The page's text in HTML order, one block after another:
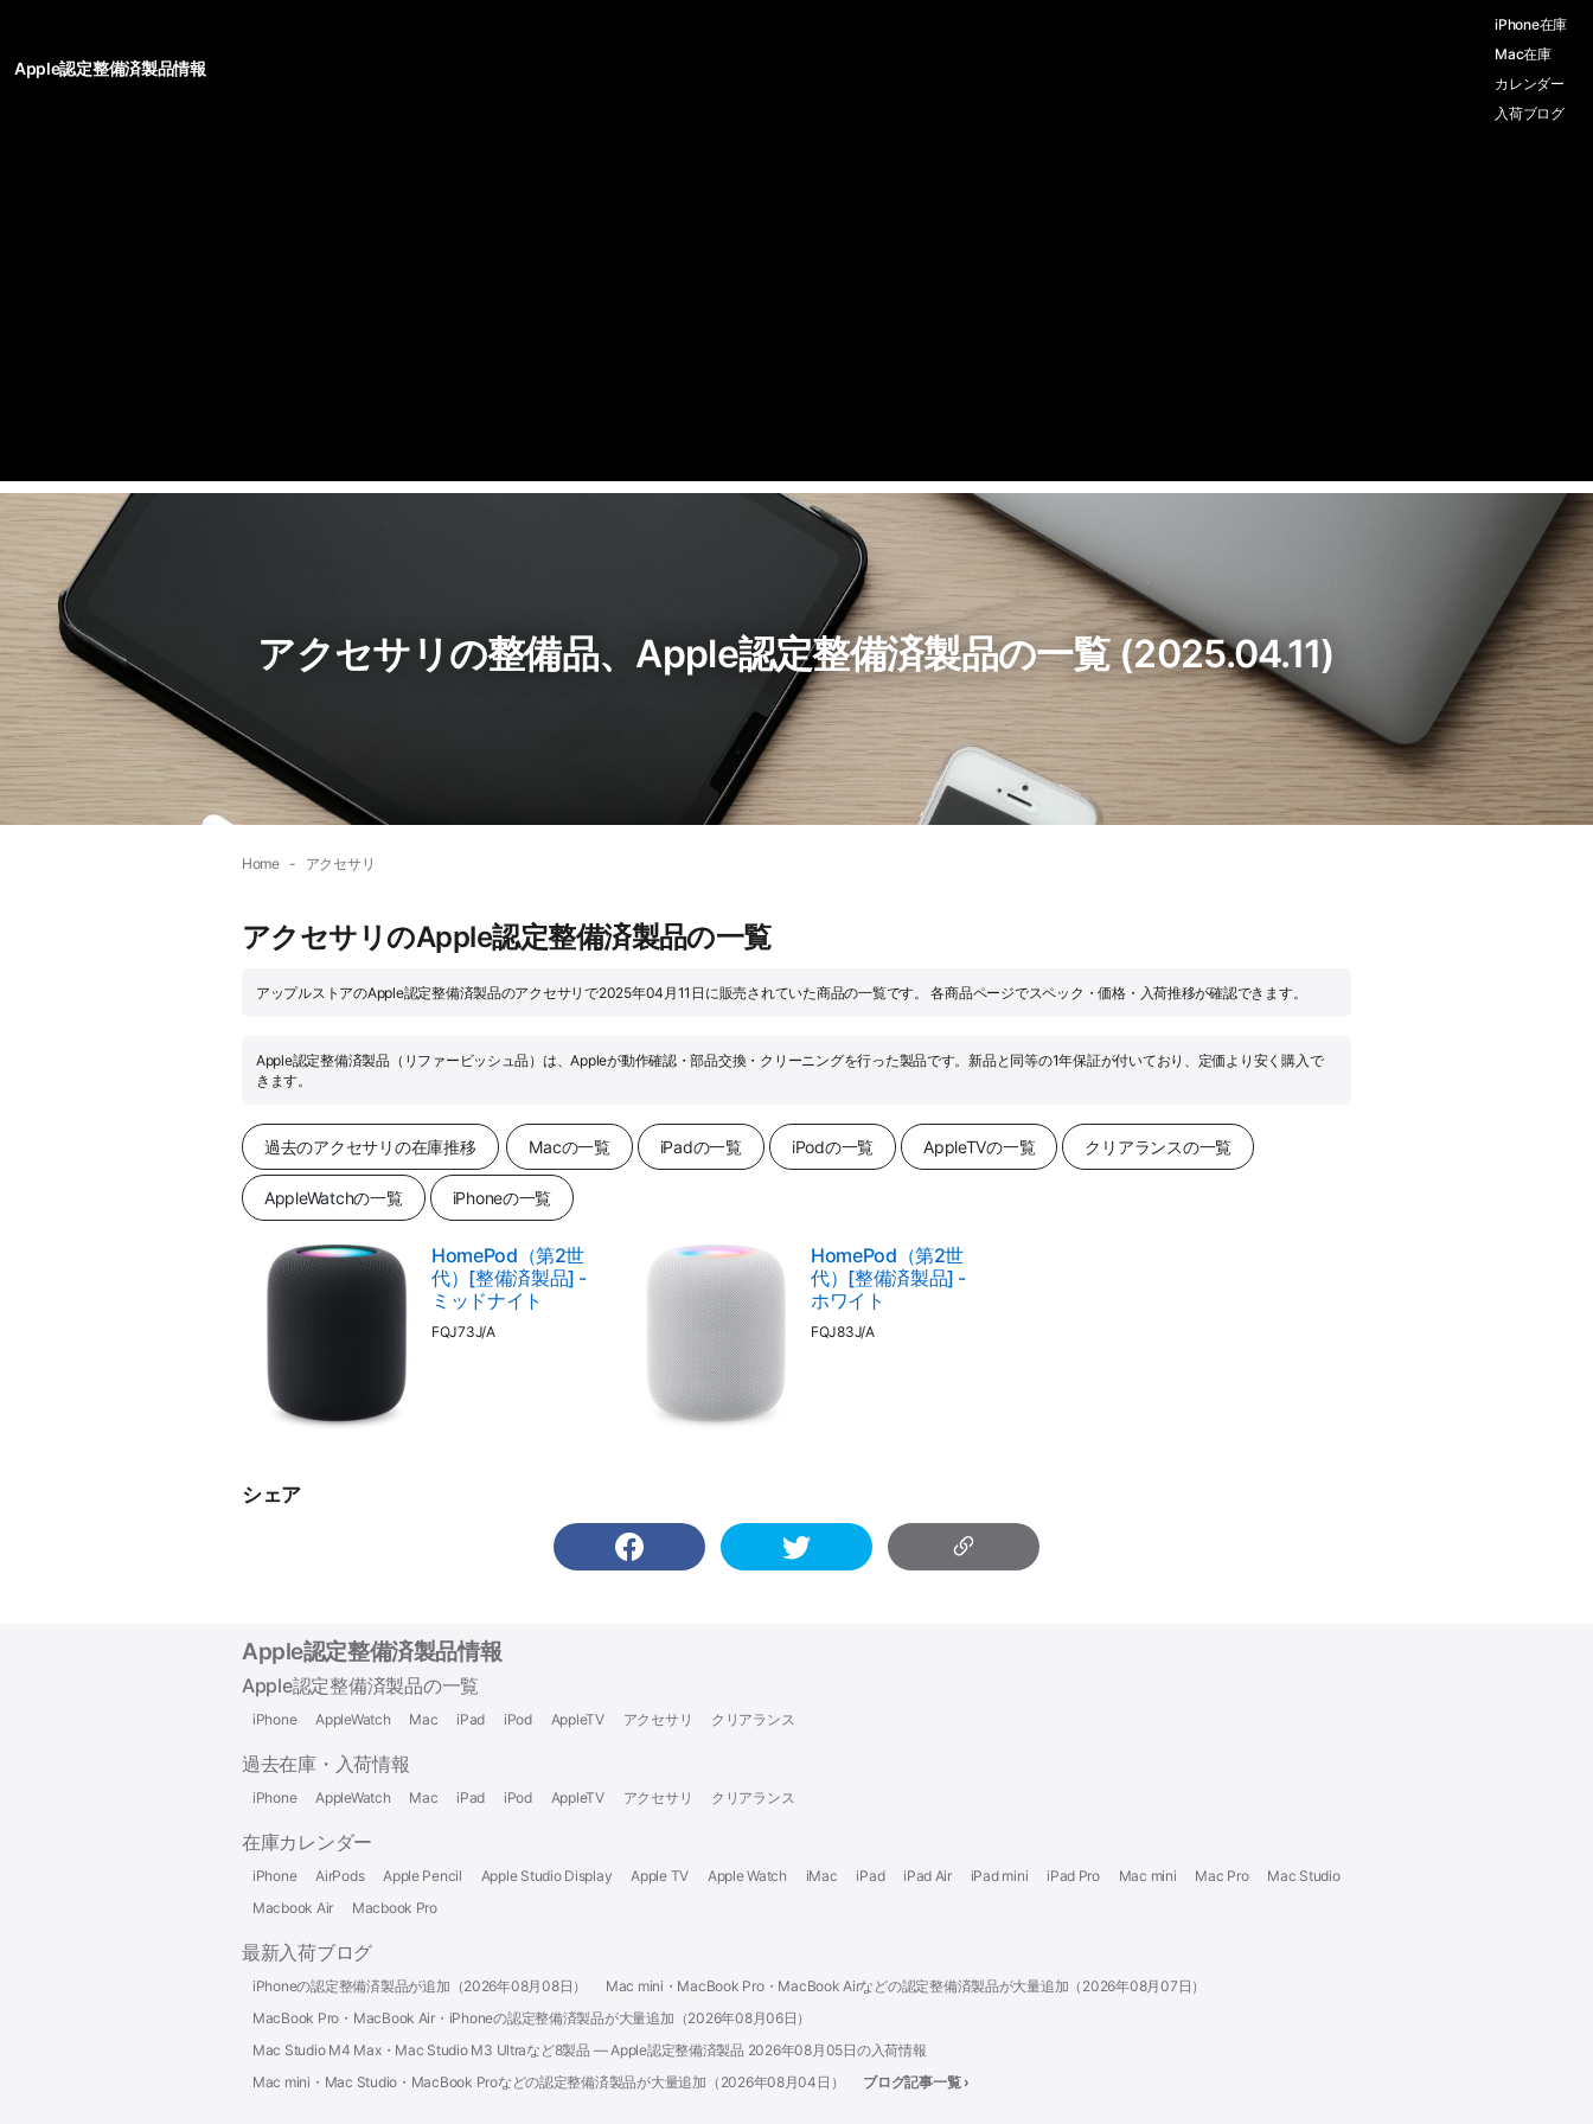
Apple認定整備済製品情報
iPhone在庫
Mac在庫
カレンダー
入荷ブログ
アクセサリの整備品、Apple認定整備済製品の一覧 (2025.04.11)
Home アクセサリ
アクセサリのApple認定整備済製品の一覧
アップルストアのApple認定整備済製品のアクセサリで2025年04月11日に販売されていた商品の一覧です。 各商品ページでスペック・価格・入荷推移が確認できます。
Apple認定整備済製品（リファービッシュ品）は、Appleが動作確認・部品交換・クリーニングを行った製品です。新品と同等の1年保証が付いており、定価より安く購入で
きます。
過去のアクセサリの在庫推移 Macの一覧 iPadの一覧 iPodの一覧 AppleTVの一覧 クリアランスの一覧
AppleWatchの一覧 iPhoneの一覧
HomePod（第2世
代）[整備済製品] -
ミッドナイト
FQJ73J/A
HomePod（第2世
代）[整備済製品] -
ホワイト
FQJ83J/A
シェア
Apple認定整備済製品情報
Apple認定整備済製品の一覧
iPhone AppleWatch Mac iPad iPod AppleTV アクセサリ クリアランス
過去在庫・入荷情報
iPhone AppleWatch Mac iPad iPod AppleTV アクセサリ クリアランス
在庫カレンダー
iPhone AirPods Apple Pencil Apple Studio Display Apple TV Apple Watch iMac iPad iPad Air iPad mini iPad Pro Mac mini Mac Pro
Mac Studio
Macbook Air
Macbook Pro
最新入荷ブログ
iPhoneの認定整備済製品が追加（2026年08月08日）
Mac mini・MacBook Pro・MacBook Airなどの認定整備済製品が大量追加（2026年08月07日）
MacBook Pro・MacBook Air・iPhoneの認定整備済製品が大量追加（2026年08月06日）
Mac Studio M4 Max・Mac Studio M3 Ultraなど8製品 — Apple認定整備済製品 2026年08月05日の入荷情報
Mac mini・Mac Studio・MacBook Proなどの認定整備済製品が大量追加（2026年08月04日）
ブログ記事一覧 ›